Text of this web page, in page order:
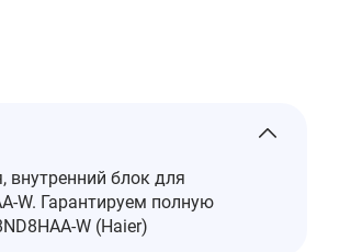
блок для
W. Гарантируем полную
W (Haier)